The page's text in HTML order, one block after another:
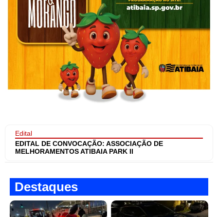
Edital
EDITAL DE CONVOCAÇÃO: ASSOCIAÇÃO DE
MELHORAMENTOS ATIBAIA PARK II
Destaques